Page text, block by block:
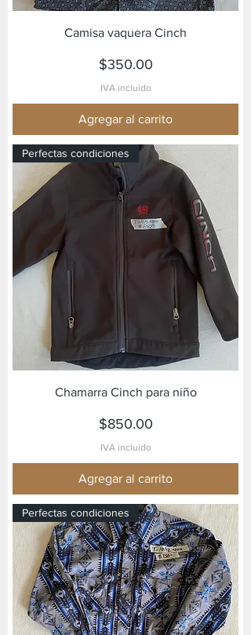
Camisa vaquera Cinch
Precio
$350.00
IVA incluido
Agregar al carrito
Perfectas condiciones
Chamarra Cinch para niño
Precio
$850.00
IVA incluido
Agregar al carrito
Perfectas condiciones